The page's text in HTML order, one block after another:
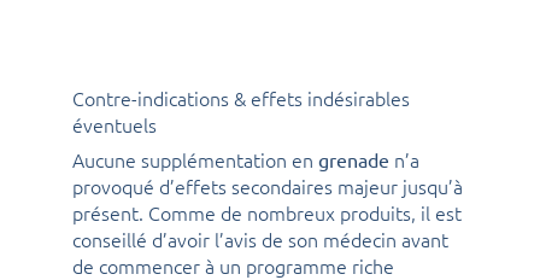
Contre-indications & effets indésirables
éventuels
Aucune supplémentation en grenade n’a
provoqué d’effets secondaires majeur jusqu’à
présent. Comme de nombreux produits, il est
conseillé d’avoir l’avis de son médecin avant
de commencer à un programme riche